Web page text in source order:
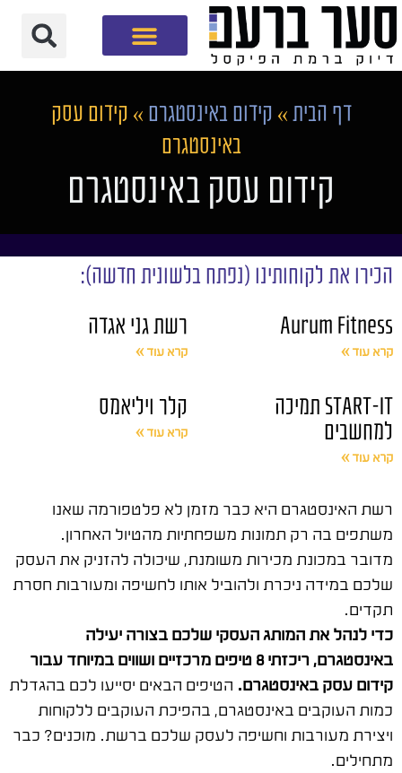
דף הבית » קידום באינסטגרם » קידום עסק
באינסטגרם
קידום עסק באינסטגרם
הכירו את לקוחותינו (נפתח בלשונית חדשה):
Aurum Fitness
קרא עוד »
רשת גני אגדה
קרא עוד »
START-IT תמיכה
למחשבים
קרא עוד »
קלר ויליאמס
קרא עוד »
רשת האינסטגרם היא כבר מזמן לא פלטפורמה שאנו
משתפים בה רק תמונות משפחתיות מהטיול האחרון.
מדובר במכונת מכירות משומנת, שיכולה להזניק את העסק
שלכם במידה ניכרת ולהוביל אותו לחשיפה ומעורבות חסרת
תקדים.
כדי לנהל את המותג העסקי שלכם בצורה יעילה
באינסטגרם, ריכזתי 8 טיפים מרכזיים ושווים במיוחד עבור
קידום עסק באינסטגרם. הטיפים הבאים יסייעו לכם בהגדלת
כמות העוקבים באינסטגרם, בהפיכת העוקבים ללקוחות
ויצירת מעורבות וחשיפה לעסק שלכם ברשת. מוכנים? כבר
מתחילים.